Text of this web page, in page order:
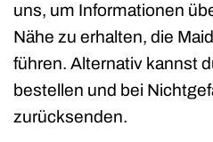
uns, um Informationen
Nähe zu erhalten, die
führen. Alternativ kannst
bestellen und bei
zurücksenden.